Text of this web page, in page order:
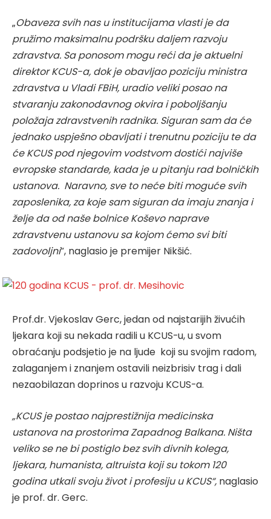
„Obaveza svih nas u institucijama vlasti je da
pružimo maksimalnu podršku daljem razvoju
zdravstva. Sa ponosom mogu reći da je aktuelni
direktor KCUS-a, dok je obavljao poziciju ministra
zdravstva u Vladi FBiH, uradio veliki posao na
stvaranju zakonodavnog okvira i poboljšanju
položaja zdravstvenih radnika. Siguran sam da će
jednako uspješno obavljati i trenutnu poziciju te da
će KCUS pod njegovim vodstvom dostići najviše
evropske standarde, kada je u pitanju rad bolničkih
ustanova. Naravno, sve to neće biti moguće svih
zaposlenika, za koje sam siguran da imaju znanja i
želje da od naše bolnice Koševo naprave
zdravstvenu ustanovu sa kojom ćemo svi biti
zadovoljni“, naglasio je premijer Nikšić.
Prof.dr. Vjekoslav Gerc, jedan od najstarijih živućih
ljekara koji su nekada radili u KCUS-u, u svom
obraćanju podsjetio je na ljude koji su svojim radom,
zalaganjem i znanjem ostavili neizbrisiv trag i dali
nezaobilazan doprinos u razvoju KCUS-a.
„KCUS je postao najprestižnija medicinska
ustanova na prostorima Zapadnog Balkana. Ništa
veliko se ne bi postiglo bez svih divnih kolega,
ljekara, humanista, altruista koji su tokom 120
godina utkali svoju život i profesiju u KCUS“, naglasio
je prof. dr. Gerc.